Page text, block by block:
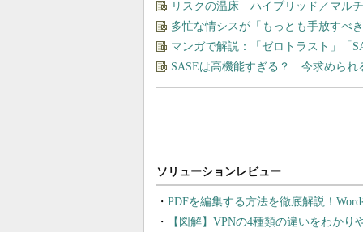
リスクの温床 ハイブリッド／マル
多忙な情シスが「もっとも手放すべ
マンガで解説：「ゼロトラスト」「
SASEは高機能すぎる？ 今求められ
PDFを編集する方法を徹底解説！
【図解】VPNの4種類の違いをわか